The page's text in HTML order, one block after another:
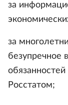
за
за
безупречное
Росстатом;